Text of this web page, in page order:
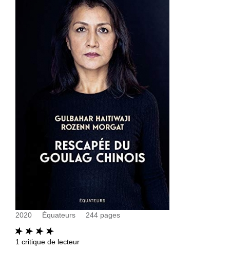
XXe siècle
Autres civilisations
Thématiques
2020 Équateurs 244 pages
1 critique de lecteur